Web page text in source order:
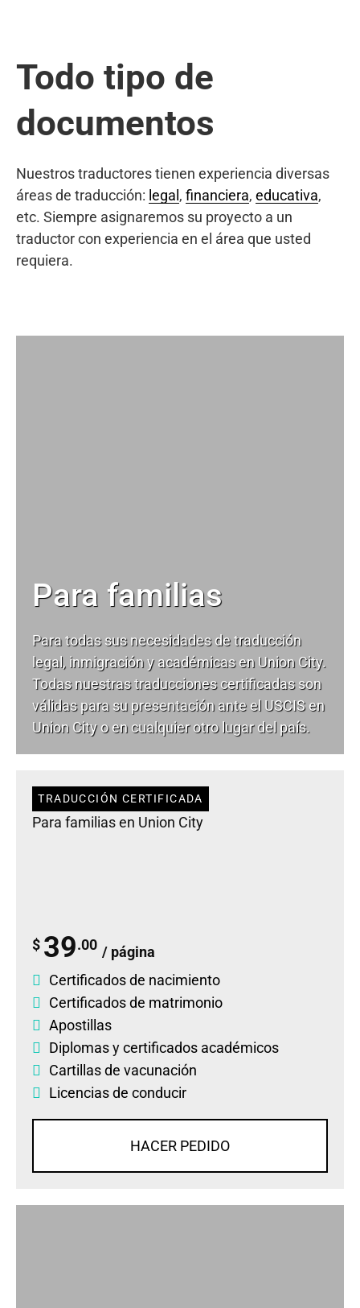
Todo tipo de
documentos
Nuestros traductores tienen experiencia diversas
áreas de traducción: legal , financiera, educativa,
etc. Siempre asignaremos su proyecto a un
traductor con experiencia en el área que usted
requiera.
Para familias
Para todas sus necesidades detraducción
legal, inmigración y académicas en Union City.
Todas nuestras traducciones certificadas son
válidas para su presentación ante el USCIS en
Union City o en cualquier otro lugar del país.
TRADUCCIÓN CERTIFICADA
Para familias en Union City
$ 39.00 / página
Certificados de nacimiento
Certificados de matrimonio
Apostillas
Diplomasycertificados académicos
Cartillas de vacunación
Licencias de conducir
HACER PEDIDO